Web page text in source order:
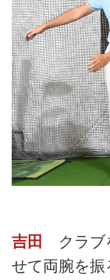
吉田
クラブ
せて両腕を振